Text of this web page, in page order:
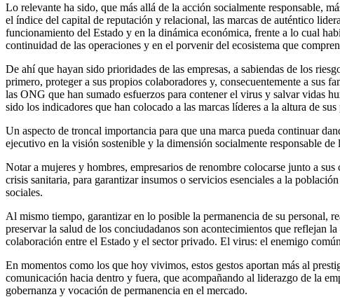
Lo relevante ha sido, que más allá de la acción socialmente responsable,
el índice del capital de reputación y relacional, las marcas de auténtico
funcionamiento del Estado y en la dinámica económica, frente a lo cual
continuidad de las operaciones y en el porvenir del ecosistema que
De ahí que hayan sido prioridades de las empresas, a sabiendas de los
primero, proteger a sus propios colaboradores y, consecuentemente a sus
las ONG que han sumado esfuerzos para contener el virus y salvar vidas
sido los indicadores que han colocado a las marcas líderes a la altura de
Un aspecto de troncal importancia para que una marca pueda continuar
ejecutivo en la visión sostenible y la dimensión socialmente responsable de
Notar a mujeres y hombres, empresarios de renombre colocarse junto a
crisis sanitaria, para garantizar insumos o servicios esenciales a la
sociales.
Al mismo tiempo, garantizar en lo posible la permanencia de su personal,
preservar la salud de los conciudadanos son acontecimientos que reflejan
colaboración entre el Estado y el sector privado. El virus: el enemigo
En momentos como los que hoy vivimos, estos gestos aportan más al
comunicación hacia dentro y fuera, que acompañando al liderazgo de la
gobernanza y vocación de permanencia en el mercado.